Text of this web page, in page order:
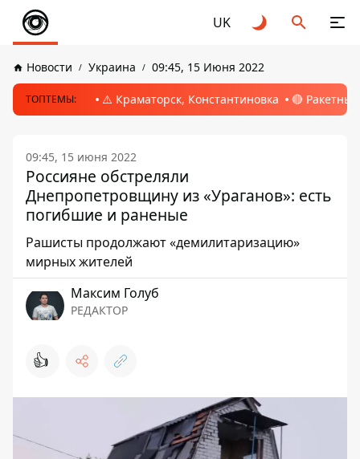
UK
Новости Украина 09:45, 15 Июня 2022
ТОПТЕМЫ: ⚠️ Краматорск, Константиновка 🔴
09:45, 15 июня 2022
Россияне обстреляли
Днепропетровщину из «Ураганов»: есть
погибшие и раненые
Рашисты продолжают «демилитаризацию»
мирных жителей
Максим Голуб
РЕДАКТОР
👍